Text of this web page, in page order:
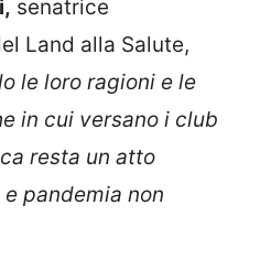
senatrice
Land alla Salute,
le loro ragioni e le
in cui versano i club
resta un atto
pandemia non